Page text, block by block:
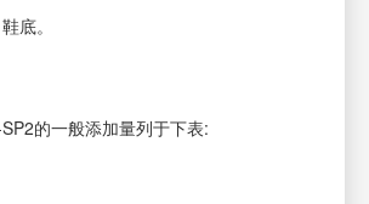
底。
的一般添加量列于下表: